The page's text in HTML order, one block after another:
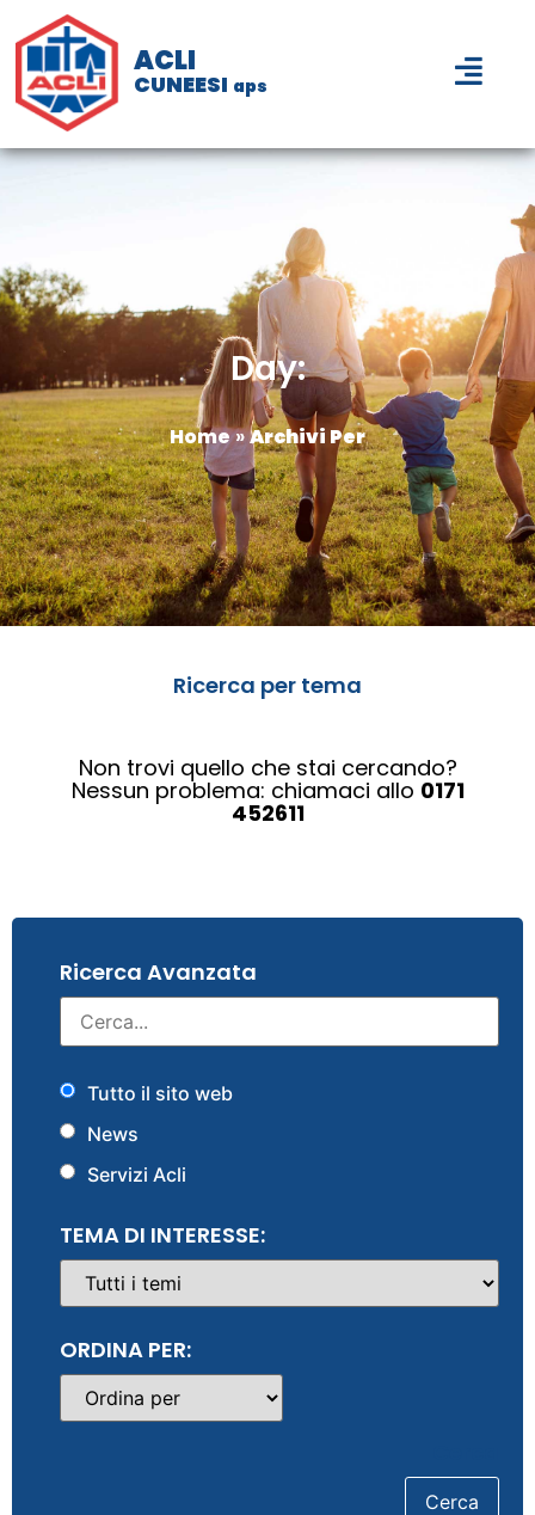
ACLI
CUNEESI aps
Day:
Home»Archivi Per
Ricerca per tema
Non trovi quello che stai cercando?
Nessun problema: chiamaci allo 0171
452611
Ricerca Avanzata
Tutto il sito web
News
Servizi Acli
TEMA DI INTERESSE:
ORDINA PER: